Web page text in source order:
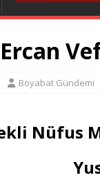
Boyabat Gündemi
Nüfus